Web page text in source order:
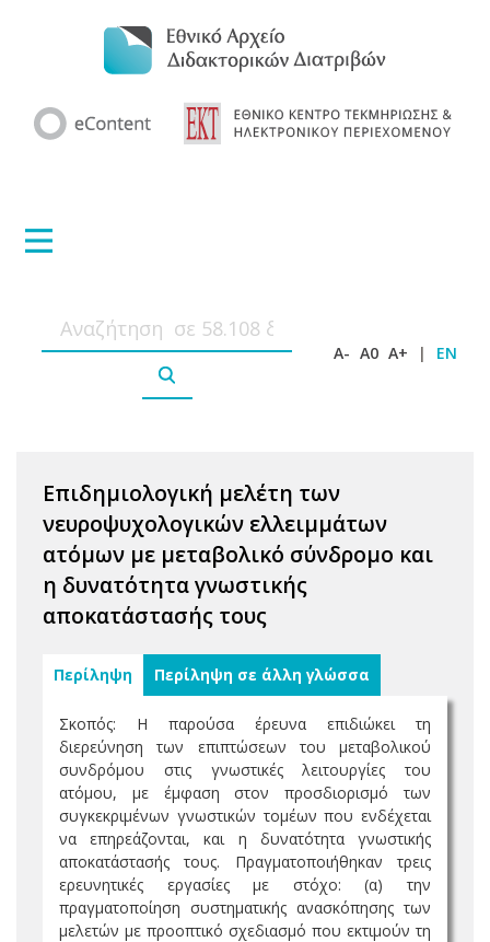
A- A0 A+ | EN
Επιδημιολογική μελέτη των
νευροψυχολογικών ελλειμμάτων
ατόμων με μεταβολικό σύνδρομο και
η δυνατότητα γνωστικής
αποκατάστασής τους
Περίληψη Περίληψη σε άλλη γλώσσα
Σκοπός: Η παρούσα έρευνα επιδιώκει τη
διερεύνηση των επιπτώσεων του μεταβολικού
συνδρόμου στις γνωστικές λειτουργίες του
ατόμου, με έμφαση στον προσδιορισμό των
συγκεκριμένων γνωστικών τομέων που ενδέχεται
να επηρεάζονται, και η δυνατότητα γνωστικής
αποκατάστασής τους. Πραγματοποιήθηκαν τρεις
ερευνητικές εργασίες με στόχο: (α) την
πραγματοποίηση συστηματικής ανασκόπησης των
μελετών με προοπτικό σχεδιασμό που εκτιμούν τη